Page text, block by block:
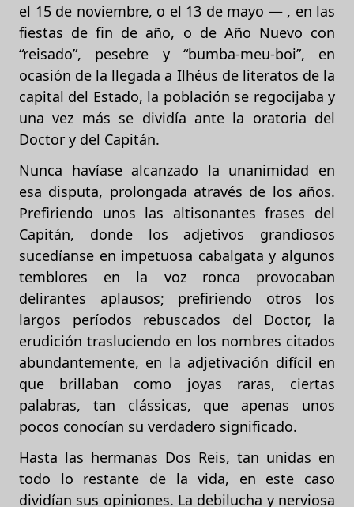
el 15 de noviembre, o el 13 de mayo — , en las
fiestas de fin de año, o de Año Nuevo con
“reisado”, pesebre y “bumba-meu-boi”, en
ocasión de la llegada a Ilhéus de literatos de la
capital del Estado, la población se regocijaba y
una vez más se dividía ante la oratoria del
Doctor y del Capitán.
Nunca havíase alcanzado la unanimidad en
esa disputa, prolongada através de los años.
Prefiriendo unos las altisonantes frases del
Capitán, donde los adjetivos grandiosos
sucedíanse en impetuosa cabalgata y algunos
temblores en la voz ronca provocaban
delirantes aplausos; prefiriendo otros los
largos períodos rebuscados del Doctor, la
erudición trasluciendo en los nombres citados
abundantemente, en la adjetivación difícil en
que brillaban como joyas raras, ciertas
palabras, tan clássicas, que apenas unos
pocos conocían su verdadero significado.
Hasta las hermanas Dos Reis, tan unidas en
todo lo restante de la vida, en este caso
dividían sus opiniones. La debilucha y nerviosa